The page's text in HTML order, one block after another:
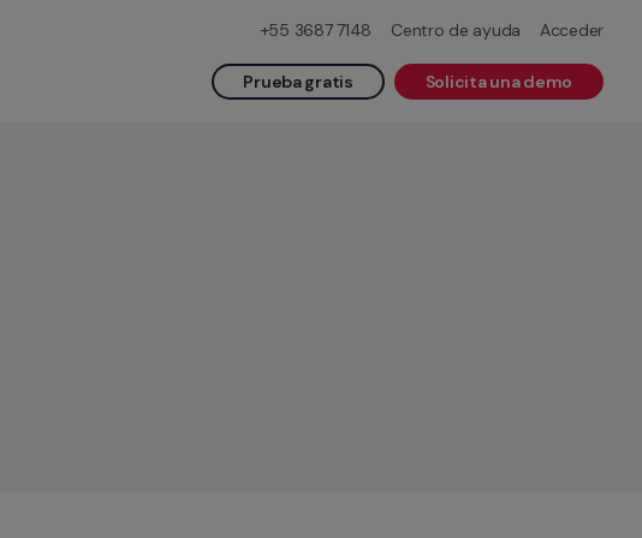
+55 3687 7148 Centro de ayuda Acceder
Prueba gratis Solicita una demo